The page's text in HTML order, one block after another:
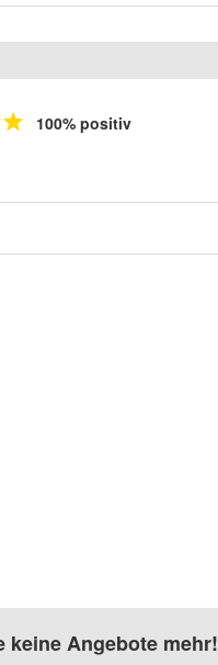
100% positiv
keine Angebote mehr!